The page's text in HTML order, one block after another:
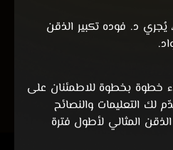
يُجري د. فوده تكبير الذقن
خطوة بخطوة للاطمئنان على
لك التعليمات والنصائح
المثالي لأطول فترة